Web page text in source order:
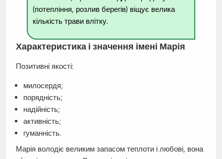
(потепління, розлив берегів) віщує велика
кількість трави влітку.
Характеристика і значення імені Марія
Позитивні якості:
милосердя;
порядність;
надійність;
активність;
гуманність.
Марія володіє великим запасом теплоти і любові, вона